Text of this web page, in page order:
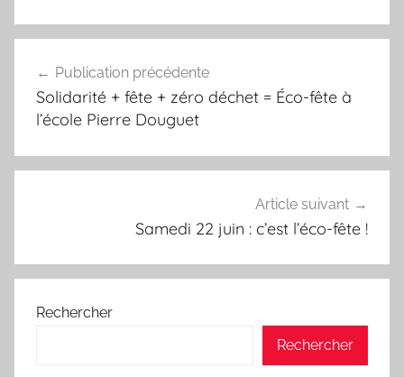
de
l’article
Publication précédente
Solidarité + fête + zéro déchet = Éco-fête à
l’école Pierre Douguet
Article suivant
Samedi 22 juin : c’est l’éco-fête !
Rechercher
Rechercher